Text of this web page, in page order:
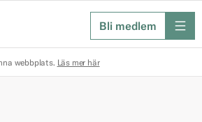
Bli medlem meny
webbplats. Läs mer här